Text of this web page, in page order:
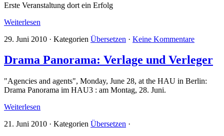
Erste Veranstaltung dort ein Erfolg
Weiterlesen
29. Juni 2010 · Kategorien Übersetzen · Keine Kommentare
Drama Panorama: Verlage und Verleger
"Agencies and agents", Monday, June 28, at the HAU in Berlin:
Drama Panorama im HAU3 : am Montag, 28. Juni.
Weiterlesen
21. Juni 2010 · Kategorien Übersetzen ·